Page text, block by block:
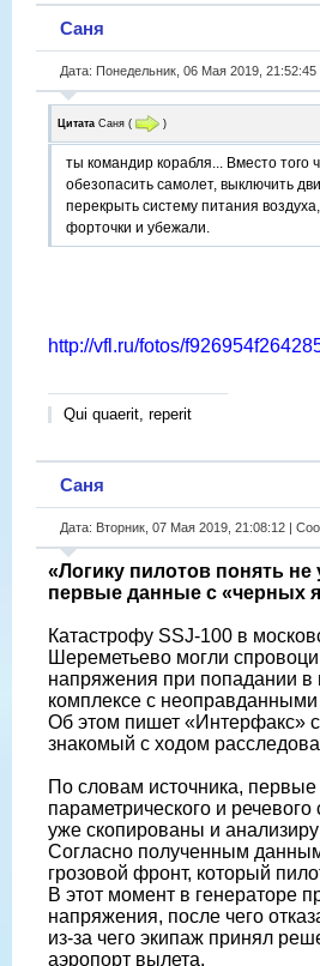
Саня
Дата: Понедельник, 06 Мая 2019,
Цитата Саня ( )
ты командир корабля... Вместо того
обезопасить самолет, выключить
перекрыть систему питания
форточки и убежали.
http://vfl.ru/fotos/
Qui quaerit, reperit
Саня
Дата: Вторник, 07 Мая 2019, 21:08:12 |
«Логику пилотов понять
первые данные с «черных
Катастрофу SSJ-100 в
Шереметьево могли
напряжения при попадании в
комплексе с
Об этом пишет «Интерфакс»
знакомый с ходом
По словам источника,
параметрического и
уже скопированы и
Согласно полученным
грозовой фронт, который
В этот момент в генераторе
напряжения, после чего
из-за чего экипаж принял
аэропорт вылета.